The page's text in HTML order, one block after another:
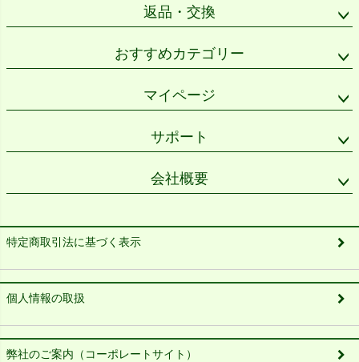
返品・交換
おすすめカテゴリー
マイページ
サポート
会社概要
特定商取引法に基づく表示
個人情報の取扱
弊社のご案内（コーポレートサイト）